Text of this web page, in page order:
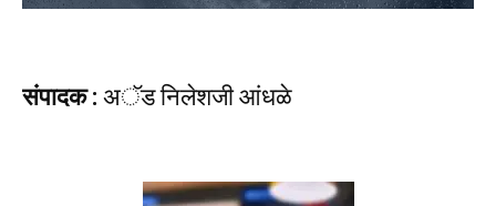
संपादक : अॅड निलेशजी आंधळे